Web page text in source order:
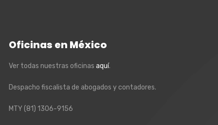
Oficinas en México
Ver todas nuestras oficinas aquí.
Despacho fiscalista de abogados y contadores.
MTY(81) 1306-9156